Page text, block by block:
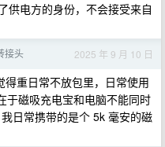
供电方的身份，不会接受来自
接头 2025 年 9 月 10 日
重日常不放包里，日常使用
于磁吸充电宝和电脑不能同时
日常携带的是个 5k 毫安的磁